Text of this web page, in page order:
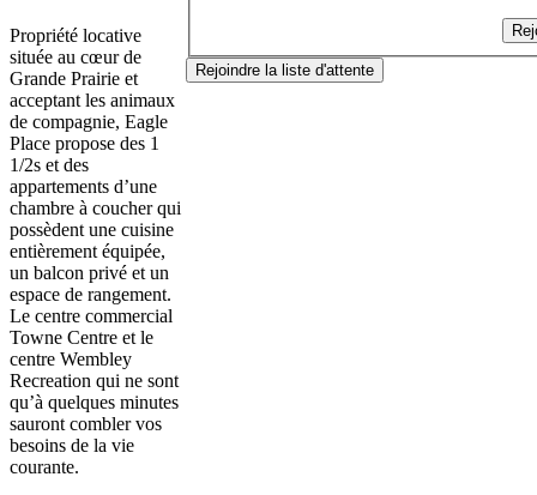
Propriété locative
située au cœur de
Grande Prairie et
acceptant les animaux
de compagnie, Eagle
Place propose des 1
1/2s et des
appartements d’une
chambre à coucher qui
possèdent une cuisine
entièrement équipée,
un balcon privé et un
espace de rangement.
Le centre commercial
Towne Centre et le
centre Wembley
Recreation qui ne sont
qu’à quelques minutes
sauront combler vos
besoins de la vie
courante.
Rejoindre la liste d'attente